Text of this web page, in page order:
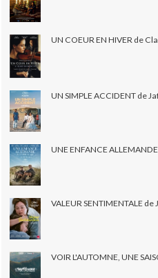
UN COEUR EN HIVER de
UN SIMPLE ACCIDENT de
UNE ENFANCE
VALEUR SENTIMENTALE
VOIR L'AUTOMNE, UNE